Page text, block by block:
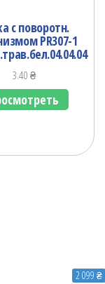
с поворотн.
PR307-1
3.40₴
2 099 ₴